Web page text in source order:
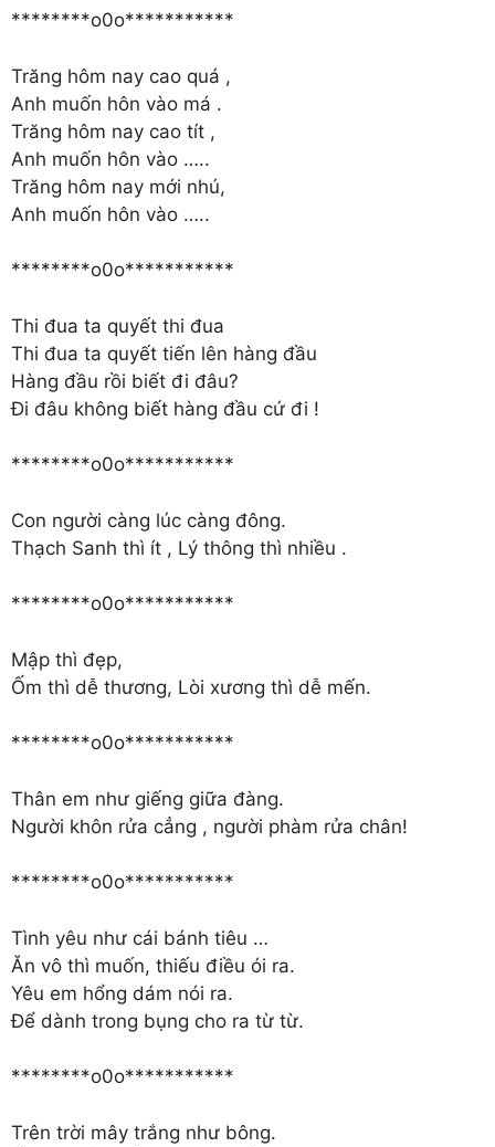
********o0o***********
Trăng hôm nay cao quá ,
Anh muốn hôn vào má .
Trăng hôm nay cao tít ,
Anh muốn hôn vào …..
Trăng hôm nay mới nhú,
Anh muốn hôn vào …..
********o0o***********
Thi đua ta quyết thi đua
Thi đua ta quyết tiến lên hàng đầu
Hàng đầu rồi biết đi đâu?
Đi đâu không biết hàng đầu cứ đi !
********o0o***********
Con người càng lúc càng đông.
Thạch Sanh thì ít , Lý thông thì nhiều .
********o0o***********
Mập thì đẹp,
Ốm thì dễ thương, Lòi xương thì dễ mến.
********o0o***********
Thân em như giếng giữa đàng.
Người khôn rửa cẳng , người phàm rửa chân!
********o0o***********
Tình yêu như cái bánh tiêu …
Ăn vô thì muốn, thiếu điều ói ra.
Yêu em hổng dám nói ra.
Để dành trong bụng cho ra từ từ.
********o0o***********
Trên trời mây trắng như bông.